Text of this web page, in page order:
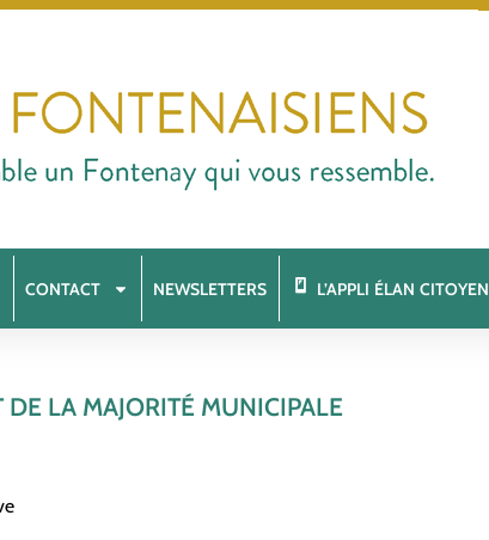
CONTACT NEWSLETTERS L’APPLI ÉLAN CITOYEN
DE LA MAJORITÉ MUNICIPALE